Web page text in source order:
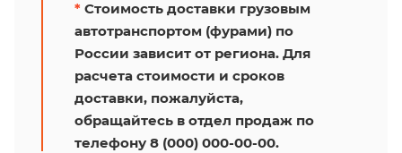
* Стоимость доставки грузовым
автотранспортом (фурами) по
России зависит от региона. Для
расчета стоимости и сроков
доставки, пожалуйста,
обращайтесь в отдел продаж по
телефону 8 (000) 000-00-00.